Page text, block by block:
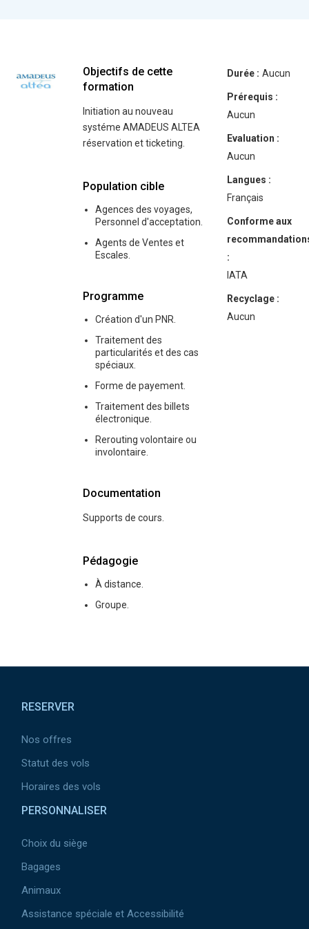
Objectifs de cette
formation
Initiation au nouveau
systéme AMADEUS ALTEA
réservation et ticketing.
Population cible
Agences des voyages,
Personnel d'acceptation.
Agents de Ventes et
Escales.
Programme
Création d'un PNR.
Traitement des
particularités et des cas
spéciaux.
Forme de payement.
Traitement des billets
électronique.
Rerouting volontaire ou
involontaire.
Documentation
Supports de cours.
Pédagogie
À distance.
Groupe.
Durée : Aucun
Prérequis :
Aucun
Evaluation :
Aucun
Langues :
Français
Conforme aux
:
IATA
Recyclage :
Aucun
RESERVER
Nos offres
Statut des vols
Horaires des vols
PERSONNALISER
Choix du siège
Bagages
Animaux
Assistance spéciale et Accessibilité